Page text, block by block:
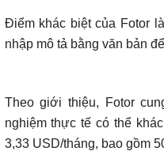
Điểm khác biệt của Fotor
nhập mô tả bằng văn bản
Theo giới thiệu, Fotor
nghiệm thực tế có thể
3,33 USD/tháng, bao gồm